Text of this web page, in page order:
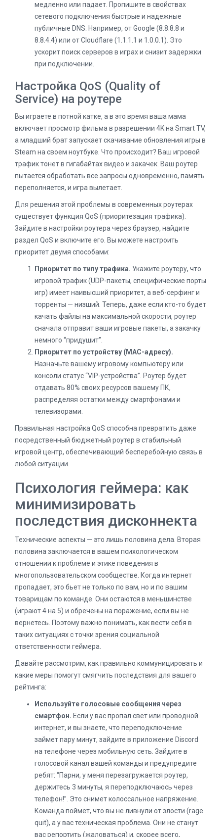
медленно или падает. Пропишите в свойствах
сетевого подключения быстрые и надежные
публичные DNS. Например, от Google (8.8.8.8 и
8.8.4.4) или от Cloudflare (1.1.1.1 и 1.0.0.1). Это
ускорит поиск серверов в играх и снизит задержки
при подключении.
Настройка QoS (Quality of
Service) на роутере
Вы играете в потной катке, а в это время ваша мама
включает просмотр фильма в разрешении 4K на Smart TV,
а младший брат запускает скачивание обновления игры в
Steam на своем ноутбуке. Что происходит? Ваш игровой
трафик тонет в гигабайтах видео и закачек. Ваш роутер
пытается обработать все запросы одновременно, память
переполняется, и игра вылетает.
Для решения этой проблемы в современных роутерах
существует функция QoS (приоритезация трафика).
Зайдите в настройки роутера через браузер, найдите
раздел QoS и включите его. Вы можете настроить
приоритет двумя способами:
Приоритет по типу трафика. Укажите роутеру, что
игровой трафик (UDP-пакеты, специфические порты
игр) имеет наивысший приоритет, а веб-серфинг и
торренты — низший. Теперь, даже если кто-то будет
качать файлы на максимальной скорости, роутер
сначала отправит ваши игровые пакеты, а закачку
немного “придушит”.
Приоритет по устройству (MAC-адресу).
Назначьте вашему игровому компьютеру или
консоли статус “VIP-устройства”. Роутер будет
отдавать 80% своих ресурсов вашему ПК,
распределяя остатки между смартфонами и
телевизорами.
Правильная настройка QoS способна превратить даже
посредственный бюджетный роутер в стабильный
игровой центр, обеспечивающий бесперебойную связь в
любой ситуации.
Психология геймера: как
минимизировать
последствия дисконнекта
Технические аспекты — это лишь половина дела. Вторая
половина заключается в вашем психологическом
отношении к проблеме и этике поведения в
многопользовательском сообществе. Когда интернет
пропадает, это бьет не только по вам, но и по вашим
товарищам по команде. Они остаются в меньшинстве
(играют 4 на 5) и обречены на поражение, если вы не
вернетесь. Поэтому важно понимать, как вести себя в
таких ситуациях с точки зрения социальной
ответственности геймера.
Давайте рассмотрим, как правильно коммуницировать и
какие меры помогут смягчить последствия для вашего
рейтинга:
Используйте голосовые сообщения через
смартфон. Если у вас пропал свет или проводной
интернет, и вы знаете, что переподключение
займет пару минут, зайдите в приложение Discord
на телефоне через мобильную сеть. Зайдите в
голосовой канал вашей команды и предупредите
ребят: “Парни, у меня перезагружается роутер,
держитесь 3 минуты, я переподключаюсь через
телефон!”. Это снимет колоссальное напряжение.
Команда поймет, что вы не ливнули от злости (rage
quit), а у вас техническая проблема. Они не станут
вас репортить (жаловаться) и, скорее всего,